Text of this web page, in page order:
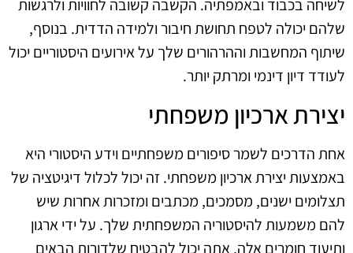
לשיחה בכבוד ובאמפתיה. הקשבה קשובה לחוויות ולרגשות
שלהם יכולה לטפח תחושת חיבור ולמידה הדדית. בנוסף,
שיתוף המחשבות וההרהורים שלך על אירועים היסטוריים יכול
לעודד דיון דינמי ומרתק יותר.
יצירת ארכיון משפחתי
אחת הדרכים לשמר סיפורים משפחתיים וידע היסטורי היא
באמצעות יצירת ארכיון משפחתי. זה יכול לכלול דיגיטציה של
תצלומים ישנים, מסמכים, מכתבים ומזכרות אחרות שיש
להם משמעות להיסטוריה המשפחתית שלך. על ידי ארגון
ותיעוד חומרים אלה, אתה יכול להבטיח שלדורות הבאים